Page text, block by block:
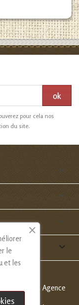
pour cela nos
du site.



keyboard_arrow_down
- Création Agence
le
et les